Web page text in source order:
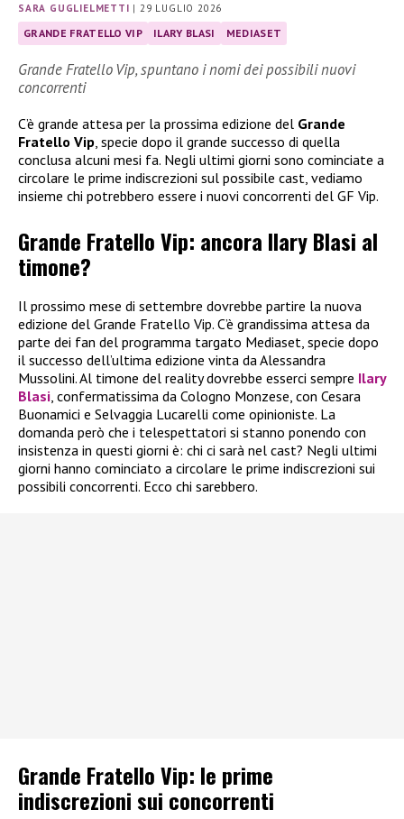
SARA GUGLIELMETTI |29 LUGLIO 2026
GRANDE FRATELLO VIP ILARY BLASI MEDIASET
Grande Fratello Vip, spuntano i nomi dei possibili nuovi
concorrenti
C’è grande attesa per la prossima edizione del Grande
Fratello Vip , specie dopo il grande successo di quella
conclusa alcuni mesi fa. Negli ultimi giorni sono cominciate a
circolare le prime indiscrezioni sul possibile cast, vediamo
insieme chi potrebbero essere i nuovi concorrenti del GF Vip.
Grande Fratello Vip: ancora Ilary Blasi al
timone?
Il prossimo mese di settembre dovrebbe partire la nuova
edizione del Grande Fratello Vip. C’è grandissima attesa da
parte dei fan del programma targato Mediaset, specie dopo
il successo dell’ultima edizione vinta da Alessandra
Mussolini. Al timone del reality dovrebbe esserci sempre Ilary
Blasi, confermatissima da Cologno Monzese, con Cesara
Buonamici e Selvaggia Lucarelli come opinioniste. La
domanda però che i telespettatori si stanno ponendo con
insistenza in questi giorni è: chi ci sarà nel cast? Negli ultimi
giorni hanno cominciato a circolare le prime indiscrezioni sui
possibili concorrenti. Ecco chi sarebbero.
Grande Fratello Vip: le prime
indiscrezioni sui concorrenti